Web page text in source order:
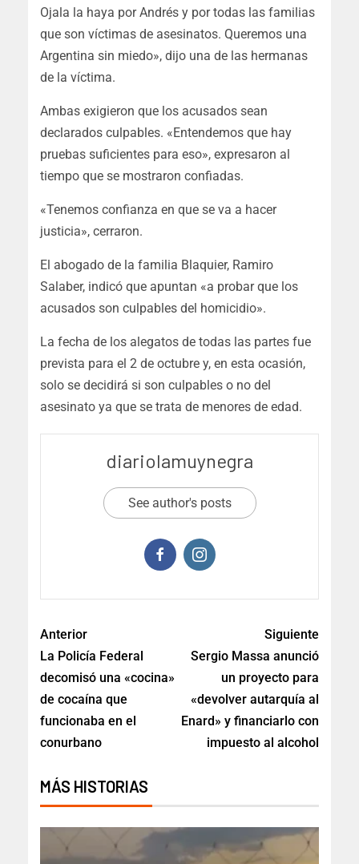
Ojala la haya por Andrés y por todas las familias
que son víctimas de asesinatos. Queremos una
Argentina sin miedo», dijo una de las hermanas
de la víctima.
Ambas exigieron que los acusados sean
declarados culpables. «Entendemos que hay
pruebas suficientes para eso», expresaron al
tiempo que se mostraron confiadas.
«Tenemos confianza en que se va a hacer
justicia», cerraron.
El abogado de la familia Blaquier, Ramiro
Salaber, indicó que apuntan «a probar que los
acusados son culpables del homicidio».
La fecha de los alegatos de todas las partes fue
prevista para el 2 de octubre y, en esta ocasión,
solo se decidirá si son culpables o no del
asesinato ya que se trata de menores de edad.
diariolamuynegra
See author's posts
Anterior
La Policía Federal
decomisó una «cocina»
de cocaína que
funcionaba en el
conurbano
Siguiente
Sergio Massa anunció
un proyecto para
«devolver autarquía al
Enard» y financiarlo con
impuesto al alcohol
MÁS HISTORIAS